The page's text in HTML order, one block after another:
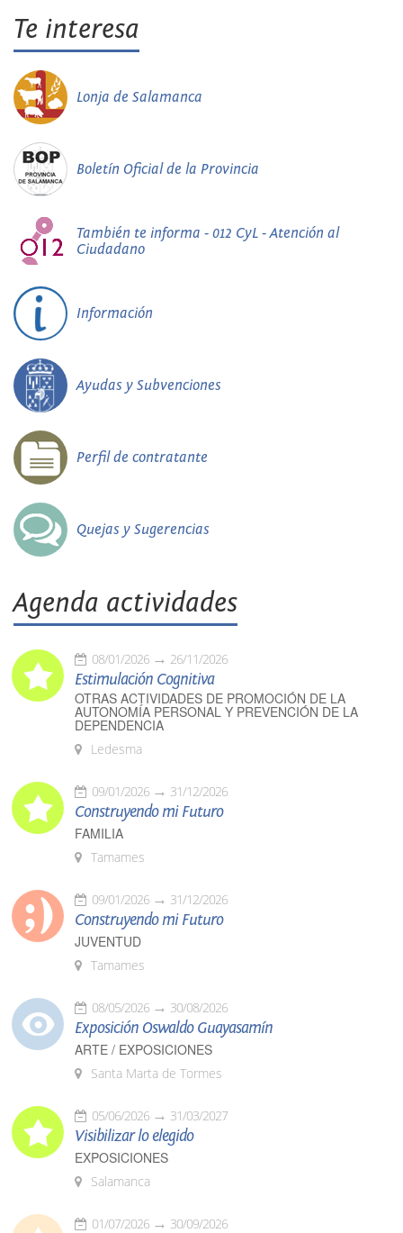
Te interesa
Lonja de Salamanca
Boletín Oficial de la Provincia
También te informa - 012 CyL - Atención al
Ciudadano
Información
Ayudas y Subvenciones
Perfil de contratante
Quejas y Sugerencias
Agenda actividades
08/01/2026 26/11/2026
Estimulación Cognitiva
OTRAS ACTIVIDADES DE PROMOCIÓN DE LA
AUTONOMÍA PERSONAL Y PREVENCIÓN DE LA
DEPENDENCIA
Ledesma
09/01/2026 31/12/2026
Construyendo mi Futuro
FAMILIA
Tamames
09/01/2026 31/12/2026
Construyendo mi Futuro
JUVENTUD
Tamames
08/05/2026 30/08/2026
Exposición Oswaldo Guayasamín
ARTE / EXPOSICIONES
Santa Marta de Tormes
05/06/2026 31/03/2027
Visibilizar lo elegido
EXPOSICIONES
Salamanca
01/07/2026 30/09/2026